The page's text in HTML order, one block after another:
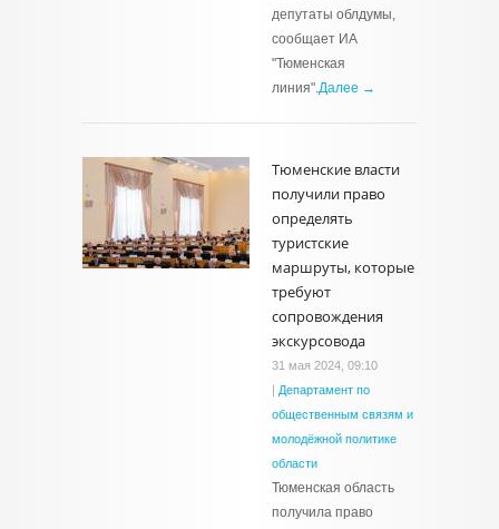
депутаты облдумы,
сообщает ИА
"Тюменская
линия".Далее →
Тюменские власти
получили право
определять
туристские
маршруты, которые
требуют
сопровождения
экскурсовода
31 мая 2024, 09:10
| Департамент по
общественным связям и
молодёжной политике
области
Тюменская область
получила право